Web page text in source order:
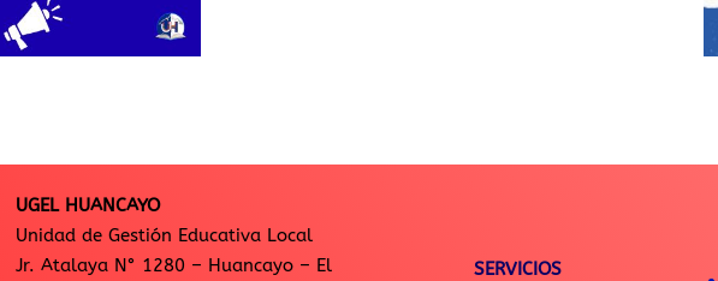
UGEL HUANCAYO
Unidad de Gestión Educativa Local
Jr. Atalaya N° 1280 – Huancayo – El
SERVICIOS